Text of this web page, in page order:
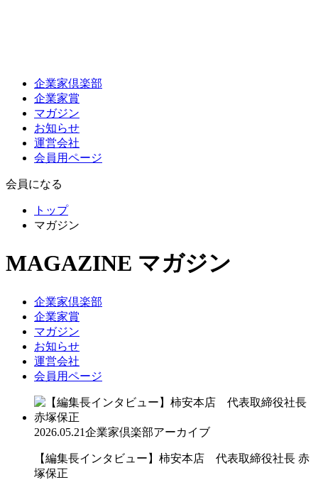
企業家倶楽部
企業家賞
マガジン
お知らせ
運営会社
会員用ページ
会員になる
トップ
マガジン
MAGAZINE マガジン
企業家倶楽部
企業家賞
マガジン
お知らせ
運営会社
会員用ページ
2026.05.21企業家倶楽部アーカイブ
【編集長インタビュー】柿安本店 代表取締役社長 赤
塚保正